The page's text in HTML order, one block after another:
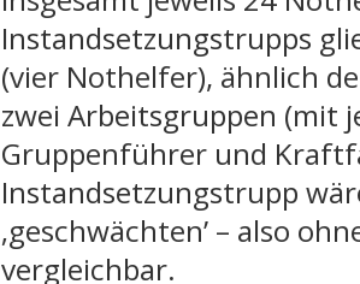
Instandsetzungstrupps
(vier Nothelfer), ähnlich
zwei Arbeitsgruppen (mit
Gruppenführer und
Instandsetzungstrupp
‚geschwächten’ – also
vergleichbar.